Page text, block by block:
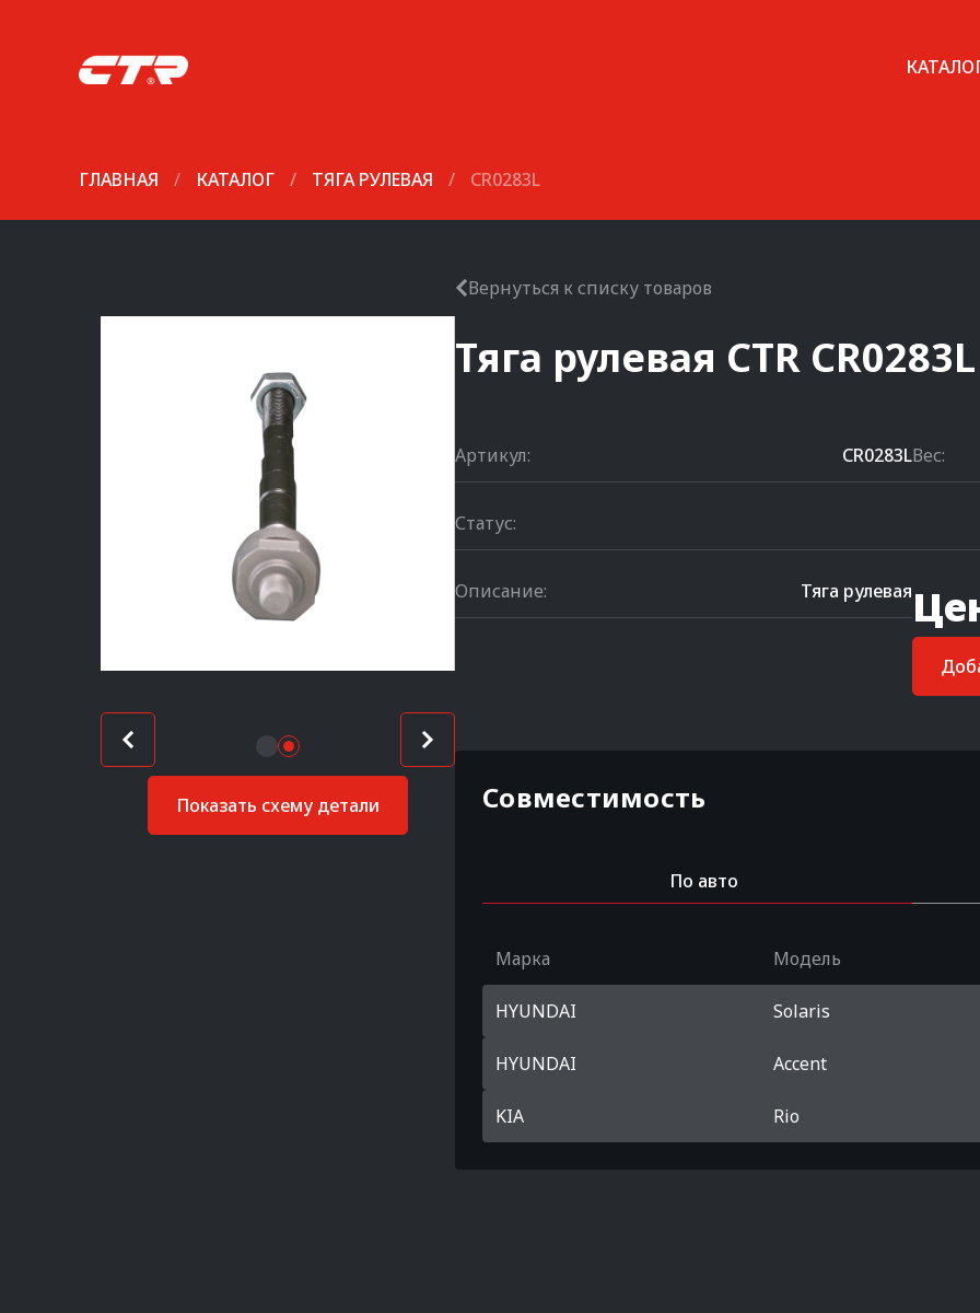
ГЛАВНАЯ / КАТАЛОГ / ТЯГА РУЛЕВАЯ / CR0283L
Показать схему детали
Вернуться к списку товаров
Тяга рулевая CTR CR0283L
Артикул: CR0283LВес:
Статус:
Описание: Тяга рулевая
Совместимость
По авто
Марка Модель
HYUNDAI Solaris
HYUNDAI Accent
KIA Rio